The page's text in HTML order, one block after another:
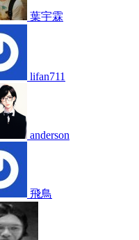
葉宇霖
lifan711
anderson
飛鳥